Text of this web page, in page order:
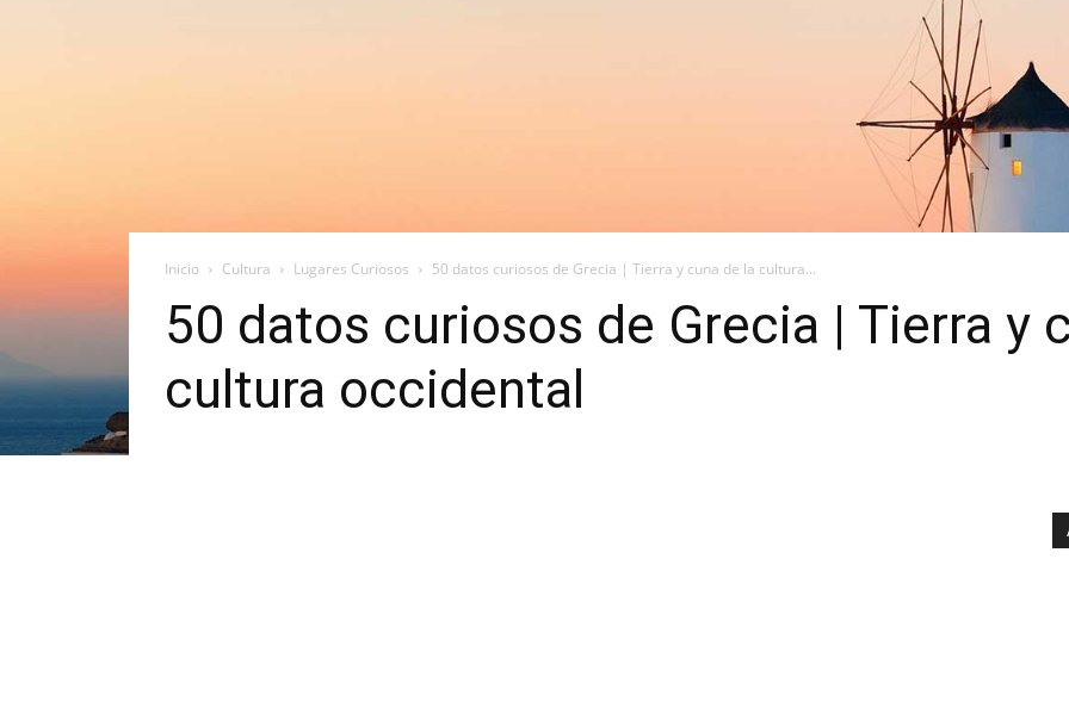
Inicio Cultura Lugares Curiosos 50 datos curiosos de Grecia | Tierra y cuna de la cultura...
50 datos curiosos de Grecia | Tierra y
cultura occidental